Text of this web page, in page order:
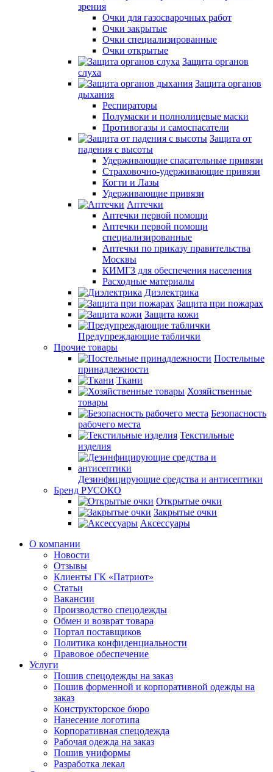
зрения
Очки для газосварочных работ
Очки закрытые
Очки специализированные
Очки открытые
Защита органов
слуха
Защита органов
дыхания
Респираторы
Полумаски и полнолицевые маски
Противогазы и самоспасатели
Защита от
падения с высоты
Удерживающие спасательные привязи
Страховочно-удерживающие привязи
Когти и Лазы
Удерживающие привязи
Аптечки
Аптечки первой помощи
Аптечки первой помощи
специализированные
Аптечки по приказу правительства
Москвы
КИМГЗ для обеспечения населения
Расходные материалы
Диэлектрика
Защита при пожарах
Защита кожи
Предупреждающие таблички
Прочие товары
Постельные
принадлежности
Ткани
Хозяйственные
товары
Безопасность
рабочего места
Текстильные
изделия
Дезинфицирующие средства и антисептики
Бренд РУСОКО
Открытые очки
Закрытые очки
Аксессуары
О компании
Новости
Отзывы
Клиенты ГК «Патриот»
Статьи
Вакансии
Производство спецодежды
Обмен и возврат товара
Портал поставщиков
Политика конфиденциальности
Правовое обеспечение
Услуги
Пошив спецодежды на заказ
Пошив форменной и корпоративной одежды на
заказ
Конструкторское бюро
Нанесение логотипа
Корпоративная спецодежда
Рабочая одежда на заказ
Пошив униформы
Разработка лекал